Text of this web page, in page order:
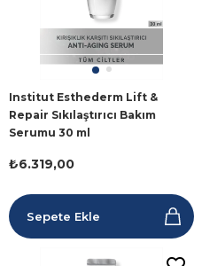
Institut Esthederm Lift &
Repair Sıkılaştırıcı Bakım
Serumu 30 ml
₺6.319,00
Sepete Ekle